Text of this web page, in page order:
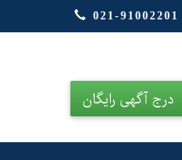
021-91002201
درج آگهی رایگان